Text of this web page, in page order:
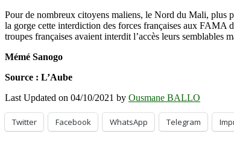
Pour de nombreux citoyens maliens, le Nord du Mali, plus
la gorge cette interdiction des forces françaises aux FAMA
troupes françaises avaient interdit l’accès leurs semblables
Mémé Sanogo
Source : L’Aube
Last Updated on 04/10/2021 by Ousmane BALLO
Twitter Facebook WhatsApp Telegram